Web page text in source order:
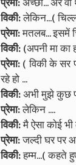
विकी:लेकिन...(
प्रेमा:मतलब... इसमें
विकी:(अपनी मा का
प्रेमा:( विकी के सर
रहे हो ...
विकी:अभी मुझे कुछ
प्रेमा:लेकिन ....
विकी:मै ऐसा कोई
प्रेमा:जल्दी घर पर
विकी:हम्म...( कहते